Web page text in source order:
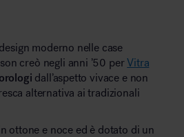
moderno nelle case
creò negli anni ’50 perVitra
dall’aspetto vivace e non
alternativa ai tradizionali
ottone e noce ed è dotato di un